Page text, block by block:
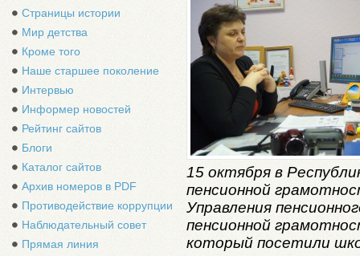
Страницы истории
Мир детства
Кроме того
Наше старшее поколение
Интервью
Информер новостей
Рейтинг сайтов
Блоги
Каталог сайтов
Архив номеров в PDF
Противодействие коррупции
Наблюдательный совет
Прямая линия
15 октября в
пенсионной
Управления
пенсионной
который посетили